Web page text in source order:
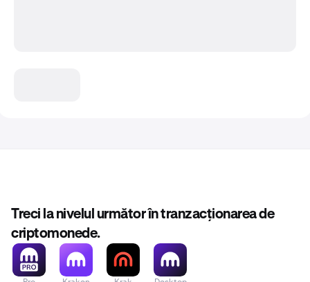
Treci la nivelul următor în tranzacționarea de
criptomonede.